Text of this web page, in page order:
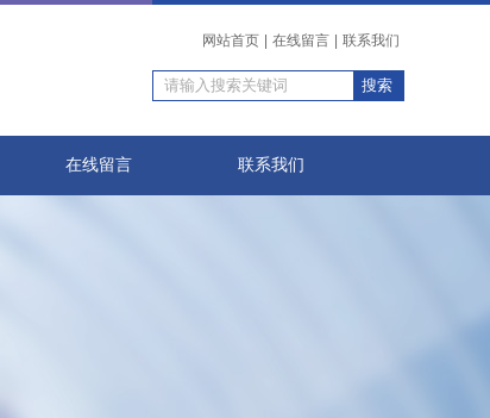
网站首页 在线留言 联系我们
在线留言 联系我们